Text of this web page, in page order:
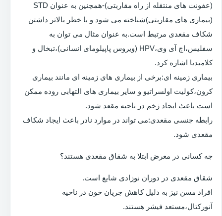
(عفونت های منتقله از راه مقاربتی)-همچنین به عنوان STD
(بیماری های مقاربتی)شناخته می شود و با خطر بالاتر داشتن
شکاف مقعدی مرتبط است.به عنوان مثال می توان به
سفلیس،اچ آی وی،HPV (ویروس پاپیلومای انسانی)،تبخال و
کلامیدیا اشاره کرد.
بیماری زمینه ای:برخی از بیماری های زمینه ای مانند بیماری
کرون،کولیت اولسراتیو و سایر بیماری های التهابی روده ممکن
است باعث ایجاد زخم در ناحیه مقعد شود.
رابطه جنسی مقعدی:می تواند در موارد نادر باعث ایجاد شکاف
مقعدی شود.
چه کسانی در معرض ابتلا به شقاق مقعدی هستند؟
شقاق مقعدی در دوران نوزادی شایع است.
افراد مسن نیز به دلیل کاهش جریان خون در ناحیه
آنورکتال،مستعد فیشر هستند.